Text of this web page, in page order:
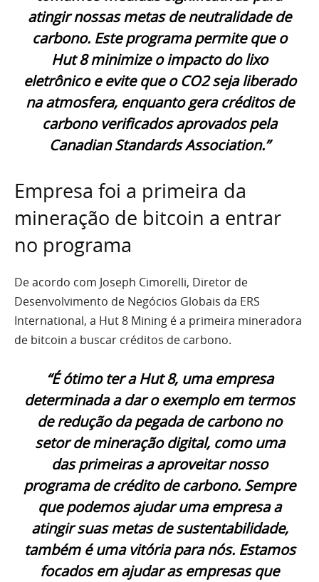
atingir nossas metas de neutralidade de
carbono. Este programa permite que o
Hut 8 minimize o impacto do lixo
eletrônico e evite que o CO2 seja liberado
na atmosfera, enquanto gera créditos de
carbono verificados aprovados pela
Canadian Standards Association.”
Empresa foi a primeira da
mineração de bitcoin a entrar
no programa
De acordo com Joseph Cimorelli, Diretor de
Desenvolvimento de Negócios Globais da ERS
International, a Hut 8 Mining é a primeira mineradora
de bitcoin a buscar créditos de carbono.
“É ótimo ter a Hut 8, uma empresa
determinada a dar o exemplo em termos
de redução da pegada de carbono no
setor de mineração digital, como uma
das primeiras a aproveitar nosso
programa de crédito de carbono. Sempre
que podemos ajudar uma empresa a
atingir suas metas de sustentabilidade,
também é uma vitória para nós. Estamos
focados em ajudar as empresas que